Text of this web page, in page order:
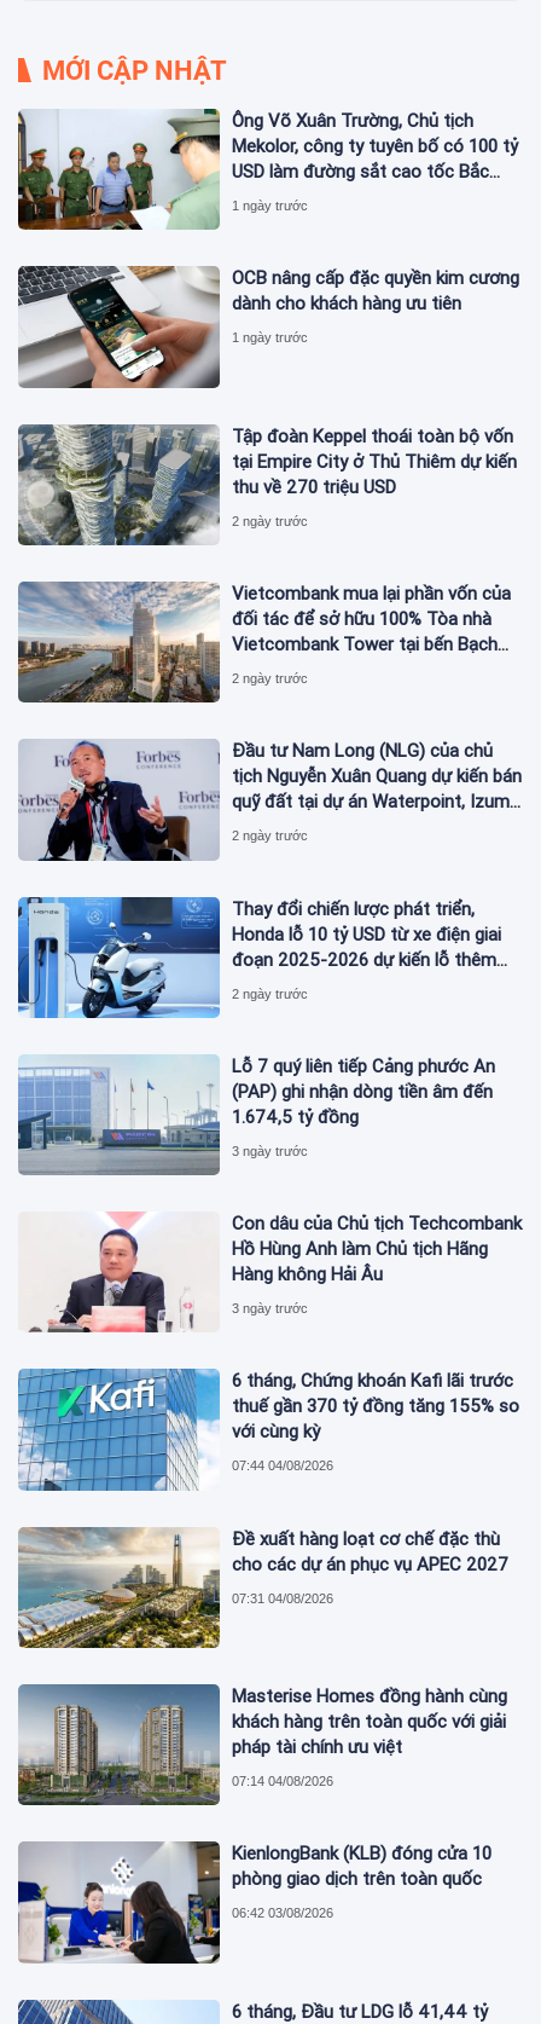
MỚI CẬP NHẬT
Ông Võ Xuân Trường, Chủ tịch
Mekolor, công ty tuyên bố có 100 tỷ
USD làm đường sắt cao tốc Bắc
Nam bị bắt
1 ngày trước
OCB nâng cấp đặc quyền kim cương
dành cho khách hàng ưu tiên
1 ngày trước
Tập đoàn Keppel thoái toàn bộ vốn
tại Empire City ở Thủ Thiêm dự kiến
thu về 270 triệu USD
2 ngày trước
Vietcombank mua lại phần vốn của
đối tác để sở hữu 100% Tòa nhà
Vietcombank Tower tại bến Bạch
Đằng
2 ngày trước
Đầu tư Nam Long (NLG) của chủ
tịch Nguyễn Xuân Quang dự kiến bán
quỹ đất tại dự án Waterpoint, Izumi
City
2 ngày trước
Thay đổi chiến lược phát triển,
Honda lỗ 10 tỷ USD từ xe điện giai
đoạn 2025-2026 dự kiến lỗ thêm
3,3 tỷ USD giai đoạn 2026-2027
2 ngày trước
Lỗ 7 quý liên tiếp Cảng phước An
(PAP) ghi nhận dòng tiền âm đến
1.674,5 tỷ đồng
3 ngày trước
Con dâu của Chủ tịch Techcombank
Hồ Hùng Anh làm Chủ tịch Hãng
Hàng không Hải Âu
3 ngày trước
6 tháng, Chứng khoán Kafi lãi trước
thuế gần 370 tỷ đồng tăng 155% so
với cùng kỳ
07:44 04/08/2026
Đề xuất hàng loạt cơ chế đặc thù
cho các dự án phục vụ APEC 2027
07:31 04/08/2026
Masterise Homes đồng hành cùng
khách hàng trên toàn quốc với giải
pháp tài chính ưu việt
07:14 04/08/2026
KienlongBank (KLB) đóng cửa 10
phòng giao dịch trên toàn quốc
06:42 03/08/2026
6 tháng, Đầu tư LDG lỗ 41,44 tỷ